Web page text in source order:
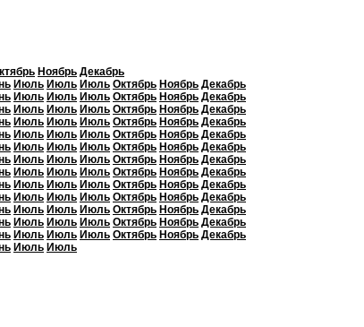
Ноябрь Декабрь
Июль Июль Июль Октябрь Ноябрь Декабрь
Июль Июль Июль Октябрь Ноябрь Декабрь
Июль Июль Июль Октябрь Ноябрь Декабрь
Июль Июль Июль Октябрь Ноябрь Декабрь
Июль Июль Июль Октябрь Ноябрь Декабрь
Июль Июль Июль Октябрь Ноябрь Декабрь
Июль Июль Июль Октябрь Ноябрь Декабрь
Июль Июль Июль Октябрь Ноябрь Декабрь
Июль Июль Июль Октябрь Ноябрь Декабрь
Июль Июль Июль Октябрь Ноябрь Декабрь
Июль Июль Июль Октябрь Ноябрь Декабрь
Июль Июль Июль Октябрь Ноябрь Декабрь
Июль Июль Июль Октябрь Ноябрь Декабрь
Июль Июль